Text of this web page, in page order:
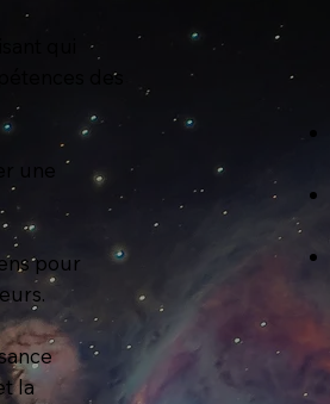
qui
des
une
pour
la